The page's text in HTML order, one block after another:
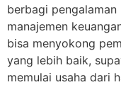
berbagi
manajemen
bisa menyokong
yang lebih baik,
memulai usaha dari